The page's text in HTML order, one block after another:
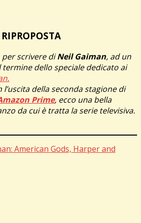
RIPROPOSTA
per scrivere diNeil Gaiman, ad un
dello speciale dedicato ai
della seconda stagione di
Prime, ecco una bella
da cui è tratta la serie televisiva.